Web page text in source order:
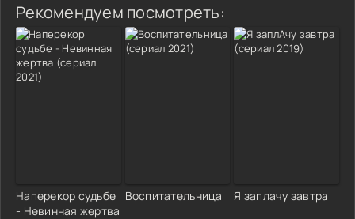
Рекомендуем посмотреть:
Наперекор судьбе
- Невинная жертва
Воспитательница Я заплачу завтра